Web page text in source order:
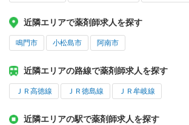
近隣エリアで薬剤師求人を探す
鳴門市 小松島市 阿南市
近隣エリアの路線で薬剤師求人を探す
ＪＲ高徳線 ＪＲ徳島線 ＪＲ牟岐線
近隣エリアの駅で薬剤師求人を探す